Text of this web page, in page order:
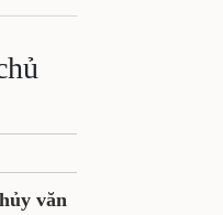
THÔNG TIN - QUẢNG CÁO
văn